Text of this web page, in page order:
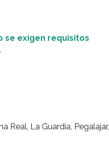
se exigen requisitos
Real, La Guardia, Pegalajar,